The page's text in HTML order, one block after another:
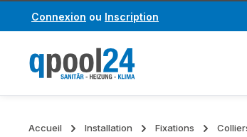
au contenu principal
Passer à la recherche
Connexion ou Inscription
Accueil Installation Fixations